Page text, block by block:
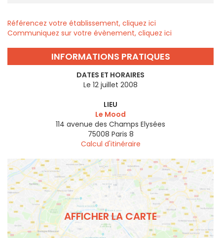
Référencez votre établissement, cliquez ici
Communiquez sur votre évènement, cliquez ici
INFORMATIONS PRATIQUES
DATES ET HORAIRES
Le 12 juillet 2008
LIEU
Le Mood
114 avenue des Champs Elysées
75008 Paris 8
Calcul d'itinéraire
AFFICHER LA CARTE